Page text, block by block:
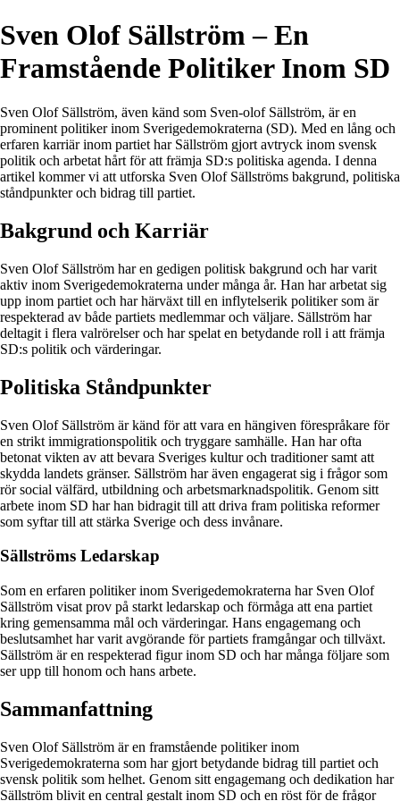
Sven Olof Sällström – En
Framstående Politiker Inom SD
Sven Olof Sällström, även känd som Sven-olof Sällström, är en
prominent politiker inom Sverigedemokraterna (SD). Med en lång och
erfaren karriär inom partiet har Sällström gjort avtryck inom svensk
politik och arbetat hårt för att främja SD:s politiska agenda. I denna
artikel kommer vi att utforska Sven Olof Sällströms bakgrund, politiska
ståndpunkter och bidrag till partiet.
Bakgrund och Karriär
Sven Olof Sällström har en gedigen politisk bakgrund och har varit
aktiv inom Sverigedemokraterna under många år. Han har arbetat sig
upp inom partiet och har härväxt till en inflytelserik politiker som är
respekterad av både partiets medlemmar och väljare. Sällström har
deltagit i flera valrörelser och har spelat en betydande roll i att främja
SD:s politik och värderingar.
Politiska Ståndpunkter
Sven Olof Sällström är känd för att vara en hängiven förespråkare för
en strikt immigrationspolitik och tryggare samhälle. Han har ofta
betonat vikten av att bevara Sveriges kultur och traditioner samt att
skydda landets gränser. Sällström har även engagerat sig i frågor som
rör social välfärd, utbildning och arbetsmarknadspolitik. Genom sitt
arbete inom SD har han bidragit till att driva fram politiska reformer
som syftar till att stärka Sverige och dess invånare.
Sällströms Ledarskap
Som en erfaren politiker inom Sverigedemokraterna har Sven Olof
Sällström visat prov på starkt ledarskap och förmåga att ena partiet
kring gemensamma mål och värderingar. Hans engagemang och
beslutsamhet har varit avgörande för partiets framgångar och tillväxt.
Sällström är en respekterad figur inom SD och har många följare som
ser upp till honom och hans arbete.
Sammanfattning
Sven Olof Sällström är en framstående politiker inom
Sverigedemokraterna som har gjort betydande bidrag till partiet och
svensk politik som helhet. Genom sitt engagemang och dedikation har
Sällström blivit en central gestalt inom SD och en röst för de frågor